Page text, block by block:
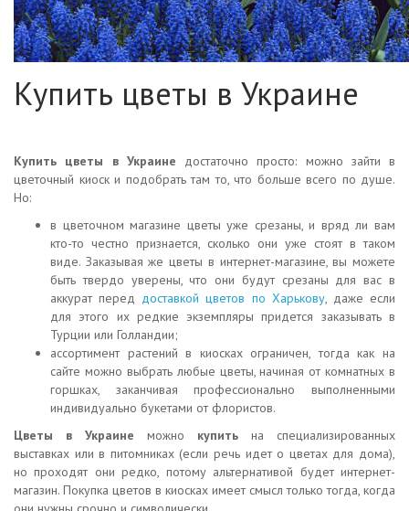
Купить цветы в Украине
Купить цветы в Украине достаточно просто: можно зайти в
цветочный киоск и подобрать там то, что больше всего по душе.
Но:
в цветочном магазине цветы уже срезаны, и вряд ли вам
кто-то честно признается, сколько они уже стоят в таком
виде. Заказывая же цветы в интернет-магазине, вы можете
быть твердо уверены, что они будут срезаны для вас в
аккурат перед доставкой цветов по Харькову, даже если
для этого их редкие экземпляры придется заказывать в
Турции или Голландии;
ассортимент растений в киосках ограничен, тогда как на
сайте можно выбрать любые цветы, начиная от комнатных в
горшках, заканчивая профессионально выполненными
индивидуально букетами от флористов.
Цветы в Украине можно купить на специализированных
выставках или в питомниках (если речь идет о цветах для дома),
но проходят они редко, потому альтернативой будет интернет-
магазин. Покупка цветов в киосках имеет смысл только тогда, когда